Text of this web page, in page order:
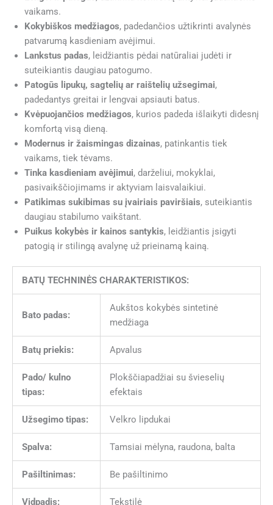
vaikams.
Kokybiškos medžiagos, padedančios užtikrinti avalynės
patvarumą kasdieniam avėjimui.
Lankstus padas, leidžiantis pėdai natūraliai judėti ir
suteikiantis daugiau patogumo.
Patogūs lipukų, sagtelių ar raištelių užsegimai,
padedantys greitai ir lengvai apsiauti batus.
Kvėpuojančios medžiagos, kurios padeda išlaikyti didesnį
komfortą visą dieną.
Modernus ir žaismingas dizainas, patinkantis tiek
vaikams, tiek tėvams.
Tinka kasdieniam avėjimui, darželiui, mokyklai,
pasivaikščiojimams ir aktyviam laisvalaikiui.
Patikimas sukibimas su įvairiais paviršiais, suteikiantis
daugiau stabilumo vaikštant.
Puikus kokybės ir kainos santykis, leidžiantis įsigyti
patogią ir stilingą avalynę už prieinamą kainą.
BATŲ TECHNINĖS CHARAKTERISTIKOS:
Bato padas:
Aukštos kokybės sintetinė
medžiaga
Batų priekis: Apvalus
Pado/ kulno
tipas:
Plokščiapadžiai su švieselių
efektais
Užsegimo tipas: Velkro lipdukai
Spalva: Tamsiai mėlyna, raudona, balta
Pašiltinimas: Be pašiltinimo
Vidpadis: Tekstilė